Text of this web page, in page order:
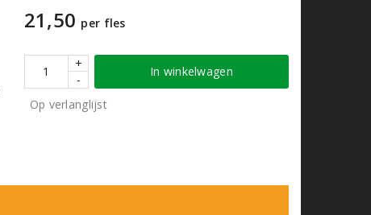
21,50 per fles
+
-
In winkelwagen
Op verlanglijst